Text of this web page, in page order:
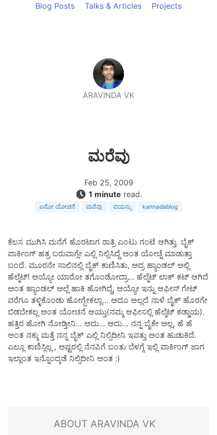
Blog Posts Talks & Articles Projects
ARAVINDA VK
ಮರೆವು
Feb 25, 2009
1 minute read.
ಏನೋ ಯೋಚನೆ ಮರೆವು ವಯಸ್ಸು kannadablog
ಕೆಲಸ ಮುಗಿಸಿ ಮನೆಗೆ ಹೊರಟಾಗ ರಾತ್ರಿ ಎಂಟು ಗಂಟೆ ಆಗಿತ್ತು. ಬೈಕ್
ಪಾರ್ಕಿಂಗ್ ಹತ್ರ ಬರುವಾಗ್ಲೇ ಎಲ್ಲಿ ನಿಲ್ಲಿಸಿದ್ದೆ ಅಂತ ಯೋಚ್ನೆ ಮಾಡುತ್ತಾ
ಬಂದೆ. ಮೂರನೇ ಸಾಲಿನಲ್ಲಿ ಬೈಕ್ ಕಾಣಿಸಿತು, ಅದ್ರ ಹ್ಯಾಂಡಲ್ ಅಲ್ಲಿ
ಹೆಲ್ಮೆಟ್! ಅಯ್ಯೋ ಯಾರೋ ತಗೊಂಡೋದ್ರಾ…​ ಹೆಲ್ಮೆಟ್ ಲಾಕ್ ಕಟ್ ಆಗಿದೆ
ಅಂತ ಹ್ಯಾಂಡಲ್ ಅಲ್ಲೆ ಹಾಕಿ ಹೋಗಿದ್ದೆ, ಅಯ್ಯೋ ಇನ್ನು ಆಫೀಸ್ ಗೇಟ್
ವರೆಗೂ ತಳ್ಳಿಕೊಂಡು ಹೋಗ್ಬೇಕಲ್ಲಾ…​ ಅದೂ ಅಲ್ಲದೆ ನಾಳೆ ಬೈಕ್ ಹೊರಗೇ
ಬಿಡಬೇಕಲ್ಲ ಅಂತ ಯೋಚನೆ ಆಯ್ತು(ನಮ್ಮ ಆಫೀಸಲ್ಲಿ ಹೆಲ್ಮೆಟ್ ಕಡ್ಡಾಯ).
ಹತ್ತಿರ ಹೋಗಿ ನೋಡ್ತೀನಿ…​ ಅದು…​ ಅದು…​ ನನ್ನ ಬೈಕೇ ಅಲ್ಲ, ಹೆ ಹೆ
ಅಂತ ನಕ್ಕು ಮತ್ತೆ ನನ್ನ ಬೈಕ್ ಎಲ್ಲಿ ನಿಲ್ಸಿದೀನಿ ಇವತ್ತು ಅಂತ ಹುಡುಕಿದೆ.
ಎಲ್ಲೂ ಕಾಣಿಸ್ಲಿಲ್ಲ , ಅಷ್ಟರಲ್ಲಿ ನೆನಪಿಗೆ ಬಂತು ಬೆಳಗ್ಗೆ ಇಲ್ಲಿ ಪಾರ್ಕಿಂಗ್ ಜಾಗ
ಇಲ್ಲಾಂತ ಇನ್ನೊಂದ್ಕಡೆ ನಿಲ್ಸಿದೀನಿ ಅಂತ :)
ABOUT ARAVINDA VK